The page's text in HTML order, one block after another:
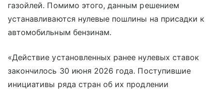
газойлей. Помимо этого, данным решением
устанавливаются нулевые пошлины на присадки к
автомобильным бензинам.
«Действие установленных ранее нулевых ставок
закончилось 30 июня 2026 года. Поступившие
инициативы ряда стран об их продлении